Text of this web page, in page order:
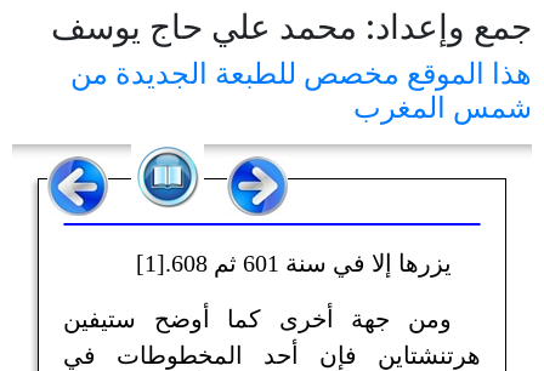
جمع وإعداد: محمد علي حاج يوسف
هذا الموقع مخصص للطبعة الجديدة من
شمس المغرب
يزرها إلا في سنة 601 ثم 608.[1]
ومن جهة أخرى كما أوضح ستيفين
هرتنشتاين فإن أحد المخطوطات في